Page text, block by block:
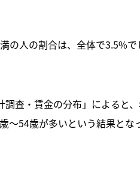
の人の割合は、全体で3.5%
査・賃金の分布」によると
～54歳が多いという結果とな